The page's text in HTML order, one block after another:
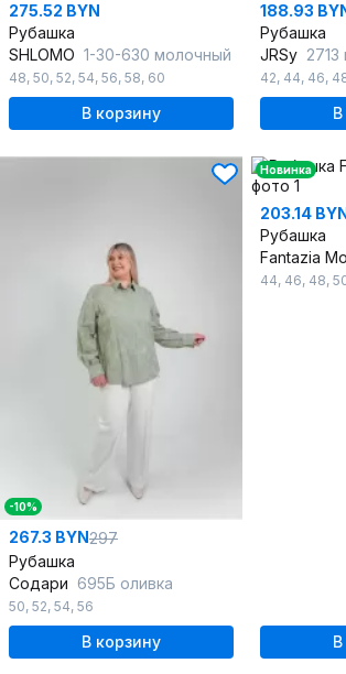
275.52 BYN
Рубашка
SHLOMO 1-30-630 молочный
48, 50, 52, 54, 56, 58, 60
В корзину
188.93
Рубашка
JRSy 2713
42, 44, 46,
В
-10%
267.3 BYN297
Рубашка
Содари 695Б оливка
50, 52, 54, 56
В корзину
Новинка
203.14
Рубашка
Fantazia
44, 46, 48,
В